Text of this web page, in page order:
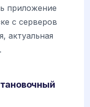
приложение
с серверов
актуальная